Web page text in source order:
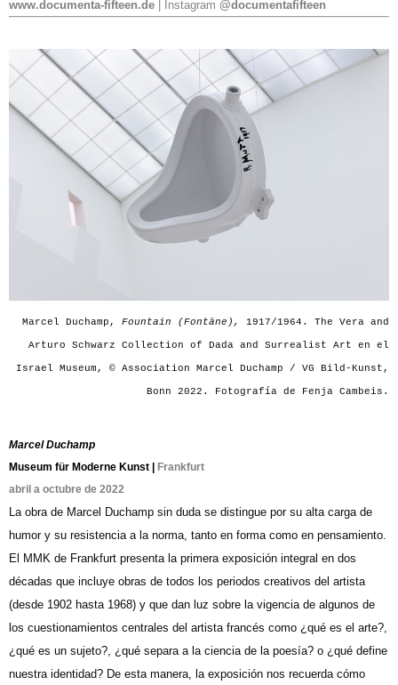
www.documenta-fifteen.de | Instagram @documentafifteen
Marcel Duchamp, Fountain (Fontäne), 1917/1964. The Vera and
Arturo Schwarz Collection of Dada and Surrealist Art en el
Israel Museum, © Association Marcel Duchamp / VG Bild-Kunst,
Bonn 2022. Fotografía de Fenja Cambeis.
Marcel Duchamp
Museum für Moderne Kunst |
Frankfurt
abril a octubre de 2022
La obra de Marcel Duchamp sin duda se distingue por su alta carga de
humor y su resistencia a la norma, tanto en forma como en pensamiento.
El MMK de Frankfurt presenta la primera exposición integral en dos
décadas que incluye obras de todos los periodos creativos del artista
(desde 1902 hasta 1968) y que dan luz sobre la vigencia de algunos de
los cuestionamientos centrales del artista francés como ¿qué es el arte?,
¿qué es un sujeto?, ¿qué separa a la ciencia de la poesía? o ¿qué define
nuestra identidad? De esta manera, la exposición nos recuerda cómo